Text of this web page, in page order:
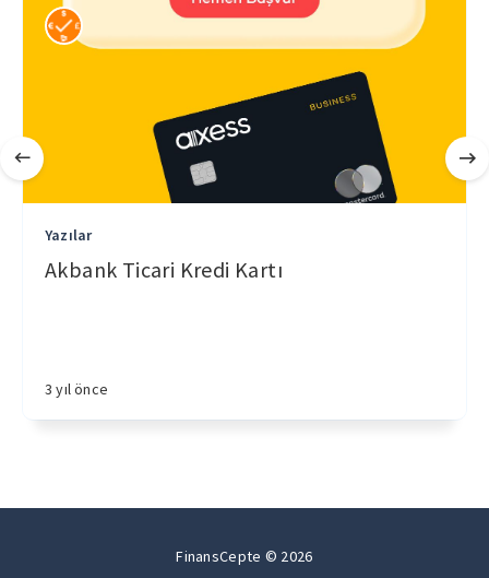
Yazılar
Akbank Ticari Kredi Kartı
3 yıl önce
FinansCepte © 2026